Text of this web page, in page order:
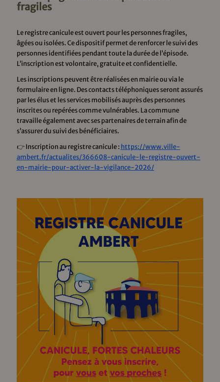
fragiles
Le registre canicule est ouvert pour les personnes fragiles,
âgées ou isolées. Ce dispositif permet de renforcer le suivi des
personnes identifiées pendant toute la durée de l’épisode.
L’inscription est volontaire, gratuite et confidentielle.
Les inscriptions peuvent être réalisées en mairie ou via le
formulaire en ligne. Des contacts téléphoniques seront assurés
par les élus et les services mobilisés auprès des personnes
inscrites ou repérées comme vulnérables. La commune
travaille également avec ses partenaires de terrain afin de
s’assurer du suivi des bénéficiaires.
👉 Inscription au registre canicule : https://www.ville-
ambert.fr/actualites/366608-canicule-le-registre-ouvert-
en-mairie-pour-activer-la-vigilance-2026/